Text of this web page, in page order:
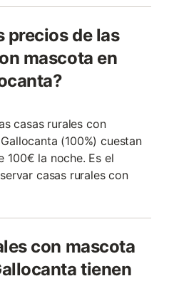
precios de las
mascota en
casas rurales con
(100%) cuestan
100€ la noche. Es el
casas rurales con
con mascota
tienen